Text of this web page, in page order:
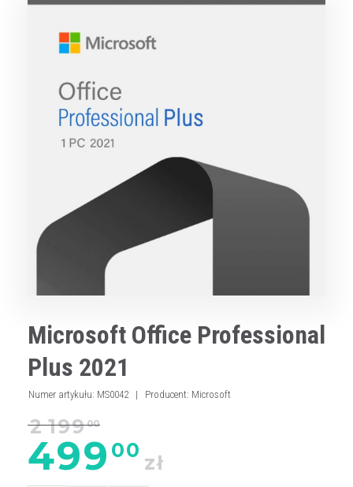
Microsoft Office Professional
Plus 2021
Numer artykułu: MS0042| Producent: Microsoft
2 19900
499 00
zł